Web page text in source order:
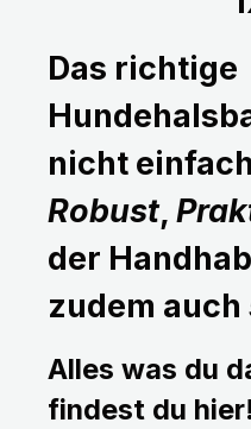
Das richtige
nicht
Robust,
der
zudem auch
Alles was du
findest du hier!